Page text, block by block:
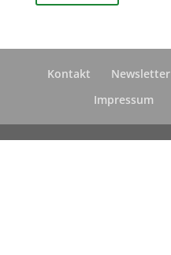
Kontakt Newsletter
Impressum